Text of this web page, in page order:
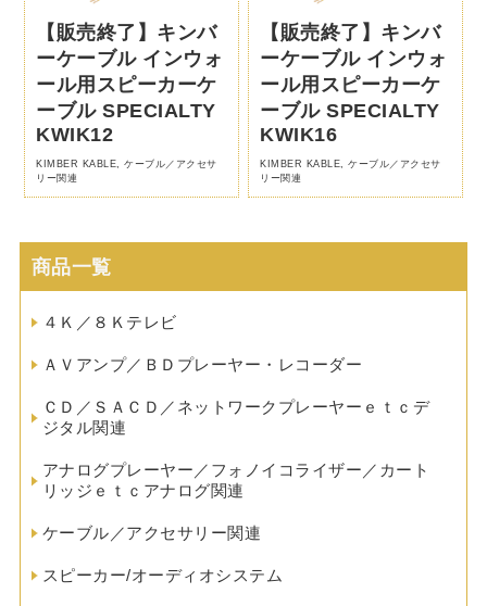
【販売終了】キンバ
ーケーブル インウォ
ール用スピーカーケ
ーブル SPECIALTY
KWIK12
KIMBER KABLE,ケーブル／アクセサ
リー関連
【販売終了】キンバ
ーケーブル インウォ
ール用スピーカーケ
ーブル SPECIALTY
KWIK16
KIMBER KABLE,ケーブル／アクセサ
リー関連
商品一覧
４Ｋ／８Ｋテレビ
ＡＶアンプ／ＢＤプレーヤー・レコーダー
ＣＤ／ＳＡＣＤ／ネットワークプレーヤーｅｔｃデ
ジタル関連
アナログプレーヤー／フォノイコライザー／カート
リッジｅｔｃアナログ関連
ケーブル／アクセサリー関連
スピーカー/オーディオシステム